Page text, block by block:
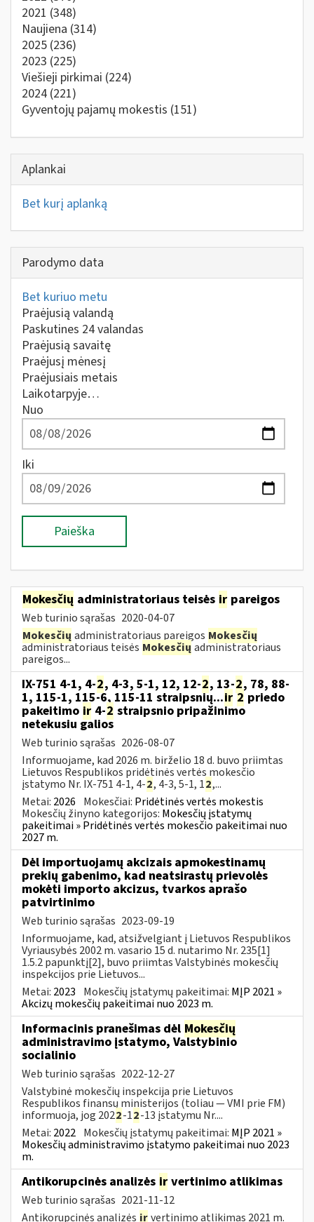
2021 (348)
Naujiena (314)
2025 (236)
2023 (225)
Viešieji pirkimai (224)
2024 (221)
Gyventojų pajamų mokestis (151)
Aplankai
Bet kurį aplanką
Parodymo data
Bet kuriuo metu
Praėjusią valandą
Paskutines 24 valandas
Praėjusią savaitę
Praėjusį mėnesį
Praėjusiais metais
Laikotarpyje…
Nuo
Iki
Paieška
Mokesčių administratoriaus teisės ir pareigos
Web turinio sąrašas 2020-04-07
Mokesčių administratoriaus pareigos Mokesčių
administratoriaus teisės Mokesčių administratoriaus
pareigos...
IX-751 4-1, 4-2, 4-3, 5-1, 12, 12-2, 13-2, 78, 88-
1, 115-1, 115-6, 115-11 straipsnių...ir 2 priedo
pakeitimo ir 4-2 straipsnio pripažinimo
netekusiu galios
Web turinio sąrašas 2026-08-07
Informuojame, kad 2026 m. birželio 18 d. buvo priimtas
Lietuvos Respublikos pridėtinės vertės mokesčio
įstatymo Nr. IX-751 4-1, 4-2, 4-3, 5-1, 12,...
Metai: 2026 Mokesčiai: Pridėtinės vertės mokestis
Mokesčių žinyno kategorijos: Mokesčių įstatymų
pakeitimai » Pridėtinės vertės mokesčio pakeitimai nuo
2027 m.
Dėl importuojamų akcizais apmokestinamų
prekių gabenimo, kad neatsirastų prievolės
mokėti importo akcizus, tvarkos aprašo
patvirtinimo
Web turinio sąrašas 2023-09-19
Informuojame, kad, atsižvelgiant į Lietuvos Respublikos
Vyriausybės 2002 m. vasario 15 d. nutarimo Nr. 235[1]
1.5.2 papunktį[2], buvo priimtas Valstybinės mokesčių
inspekcijos prie Lietuvos...
Metai: 2023 Mokesčių įstatymų pakeitimai: MĮP 2021 »
Akcizų mokesčių pakeitimai nuo 2023 m.
Informacinis pranešimas dėl Mokesčių
administravimo įstatymo, Valstybinio
socialinio
Web turinio sąrašas 2022-12-27
Valstybinė mokesčių inspekcija prie Lietuvos
Respublikos finansų ministerijos (toliau — VMI prie FM)
informuoja, jog 2022-12-13 įstatymu Nr....
Metai: 2022 Mokesčių įstatymų pakeitimai: MĮP 2021 »
Mokesčių administravimo įstatymo pakeitimai nuo 2023
m.
Antikorupcinės analizės ir vertinimo atlikimas
Web turinio sąrašas 2021-11-12
Antikorupcinės analizės irvertinimo atlikimas 2021 m.